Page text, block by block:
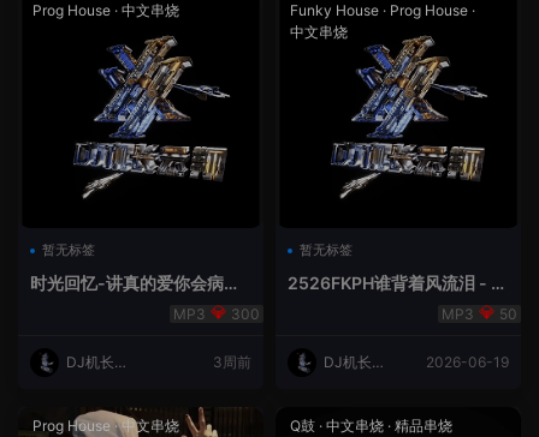
Prog House · 中文串烧
暂无标签
时光回忆-讲真的爱你会病变
300
DJ机长云
3周前
Funky House · Prog House ·
中文串烧
暂无标签
2526FKPH谁背着风流泪 - D
50
DJ机长云
2026-06-19
Prog House ·中文串烧 Q鼓 · 中文串烧 · 精品串烧